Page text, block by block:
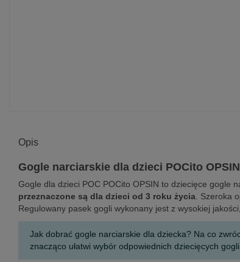
Opis
Gogle narciarskie dla dzieci POCito
Gogle dla dzieci POC POCito OPSIN to dziecięce gogle
przeznaczone są dla dzieci od 3 roku życia . Szeroka
Regulowany pasek gogli wykonany jest z wysokiej
Jak dobrać gogle narciarskie dla dziecka? Na co
znacząco ułatwi wybór odpowiednich dziecięcych